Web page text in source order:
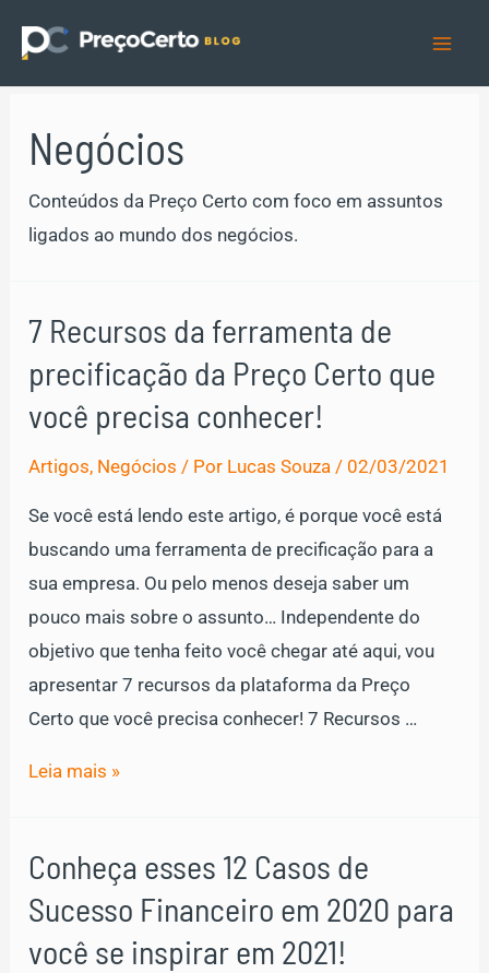
para
o
Negócios
Conteúdos da Preço Certo com foco em assuntos
ligados ao mundo dos negócios.
7 Recursos da ferramenta de
precificação da Preço Certo que
você precisa conhecer!
Artigos, Negócios / Por Lucas Souza / 02/03/2021
Se você está lendo este artigo, é porque você está
buscando uma ferramenta de precificação para a
sua empresa. Ou pelo menos deseja saber um
pouco mais sobre o assunto… Independente do
objetivo que tenha feito você chegar até aqui, vou
apresentar 7 recursos da plataforma da Preço
Certo que você precisa conhecer! 7 Recursos …
7
ferramenta
de
precificação
Leia mais »
Conheça esses 12 Casos de
Sucesso Financeiro em 2020 para
você se inspirar em 2021!